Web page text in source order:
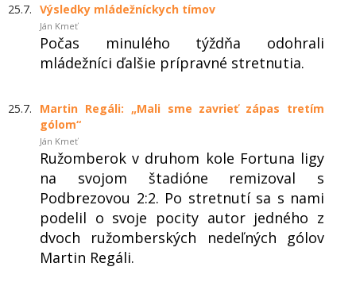
25.7. Výsledky mládežníckych tímov
Ján Kmeť
Počas minulého týždňa odohrali
mládežníci ďalšie prípravné stretnutia.
25.7.
Martin Regáli: „Mali sme zavrieť zápas tretím
gólom“
Ján Kmeť
Ružomberok v druhom kole Fortuna ligy
na svojom štadióne remizoval s
Podbrezovou 2:2. Po stretnutí sa s nami
podelil o svoje pocity autor jedného z
dvoch ružomberských nedeľných gólov
Martin Regáli.